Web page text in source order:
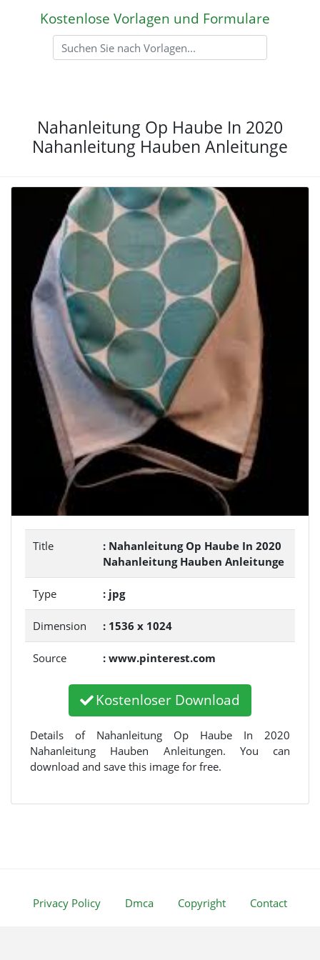
Kostenlose Vorlagen und Formulare
Nahanleitung Op Haube In 2020
Nahanleitung Hauben Anleitunge
Title
: Nahanleitung Op Haube In 2020
Nahanleitung Hauben Anleitunge
Type : jpg
Dimension : 1536 x 1024
Source : www.pinterest.com
Kostenloser Download
Details of Nahanleitung Op Haube In 2020
Nahanleitung Hauben Anleitungen. You can
download and save this image for free.
Privacy Policy Dmca Copyright Contact